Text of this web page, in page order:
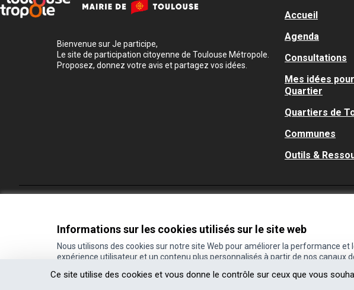
Ce site utilise des cookies et vous donne le contrôle sur ceux que vous
Informations sur les cookies utilisés sur le site web
Nous utilisons des cookies sur notre site Web pour améliorer la performance
expérience utilisateur et un contenu plus personnalisés à partir de nos canaux
Bienvenue sur Je participe,
Le site de participation citoyenne de Toulouse Métropole.
Proposez, donnez votre avis et partagez vos idées.
Accueil
Agenda
Consultations
Mes idées
Quartier
Quartiers de
Communes
Outils &
(Lien externe)
Site réalisé grâce aulogiciel libre Decidim
(Lien externe)
.